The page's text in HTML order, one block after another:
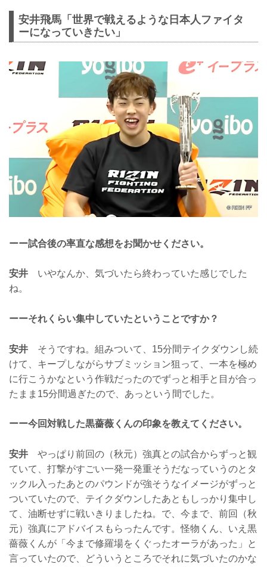
安井飛馬「世界で戦えるような日本人ファイタ
ーになっていきたい」
ーー試合後の率直な感想をお聞かせください。
安井 いやなんか、気づいたら終わっていた感じでした
ね。
ーーそれくらい集中していたということですか？
安井 そうですね。組みついて、15分間テイクダウンし続
けて、キープしながらサブミッション狙って、一本を極め
に行こうかなという作戦だったのでずっと相手と目が合っ
たまま15分間過ぎたので、あっという間でした。
ーー今回対戦した黒薔薇くんの印象を教えてください。
安井 やっぱり前回の（秋元）強真との試合からずっと観
ていて、打撃がすごい一発一発重そうだなっていうのとタ
ックル入ったあとのパウンドが強そうなイメージがずっと
ついていたので、テイクダウンしたあともしっかり集中し
て、油断せずに戦いきりましたね。で、今まで、前回（秋
元）強真にアドバイスもらったんです。怪物くん、いえ黒
薔薇くんが「今まで修羅場をくぐったオーラがあった」と
言っていたので、どういうところでそれに気づいたのかな